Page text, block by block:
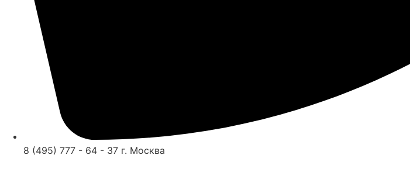
8 (495) 777 - 64 - 37 г. Москва